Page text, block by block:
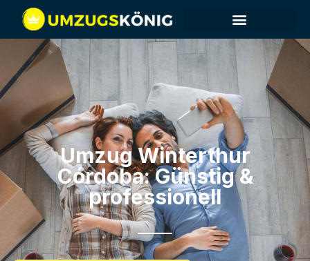
Umzug Winterthur​
Córdoba: Günstig &
professionell​